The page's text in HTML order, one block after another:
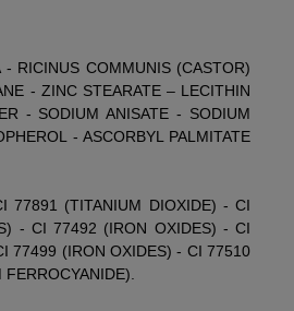
- RICINUS COMMUNIS (CASTOR)
- ZINC STEARATE – LECITHIN
- SODIUM ANISATE - SODIUM
- ASCORBYL PALMITATE
77891 (TITANIUM DIOXIDE) - CI
- CI 77492 (IRON OXIDES) - CI
77499 (IRON OXIDES) - CI 77510